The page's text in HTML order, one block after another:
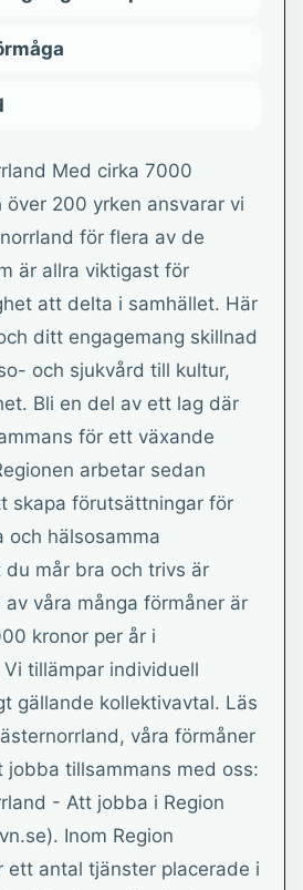
Med cirka 7000
200 yrken ansvarar vi
för flera av de
är allra viktigast för
att delta i samhället. Här
ditt engagemang skillnad
och sjukvård till kultur,
Bli en del av ett lag där
för ett växande
arbetar sedan
skapa förutsättningar för
hälsosamma
mår bra och trivs är
våra många förmåner är
kronor per år i
tillämpar individuell
gällande kollektivavtal. Läs
våra förmåner
jobba tillsammans med oss:
- Att jobba i Region
Inom Region
ett antal tjänster placerade i